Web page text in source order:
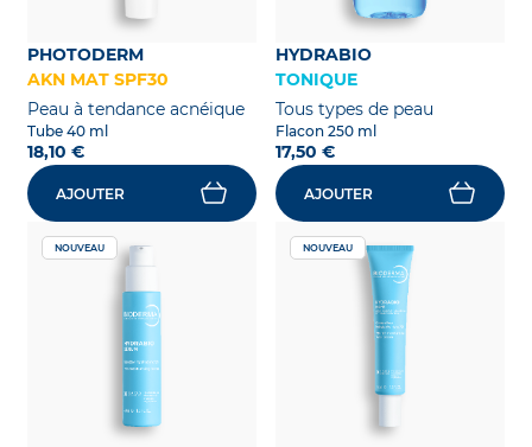
PHOTODERM
AKN MAT SPF30
Peau à tendance acnéique
Tube 40 ml
18,10 €
AJOUTER
HYDRABIO
TONIQUE
Tous types de peau
Flacon 250 ml
17,50 €
AJOUTER
NOUVEAU NOUVEAU